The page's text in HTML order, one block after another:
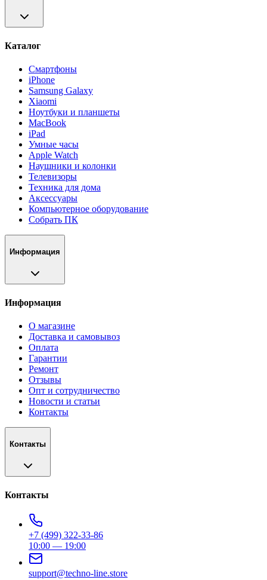
Каталог
Смартфоны
iPhone
Samsung Galaxy
Xiaomi
Ноутбуки и планшеты
MacBook
iPad
Умные часы
Apple Watch
Наушники и колонки
Телевизоры
Техника для дома
Аксессуары
Компьютерное оборудование
Собрать ПК
Информация
Информация
О магазине
Доставка и самовывоз
Оплата
Гарантии
Ремонт
Отзывы
Опт и сотрудничество
Новости и статьи
Контакты
Контакты
Контакты
+7 (499) 322-33-86
10:00 — 19:00
support@techno-line.store